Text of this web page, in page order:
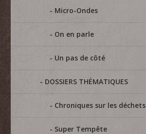
Micro-Ondes
On en parle
Un pas de côté
DOSSIERS THÉMATIQUES
Chroniques sur les déchets
Super Tempête